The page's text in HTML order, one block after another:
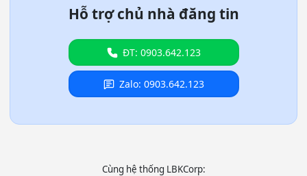
Hỗ trợ chủ nhà đăng tin
ĐT: 0903.642.123
Zalo: 0903.642.123
Cùng hệ thống LBKCorp: